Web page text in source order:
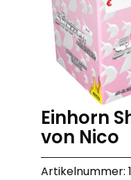
Einhorn
von Nico
Artikelnummer: